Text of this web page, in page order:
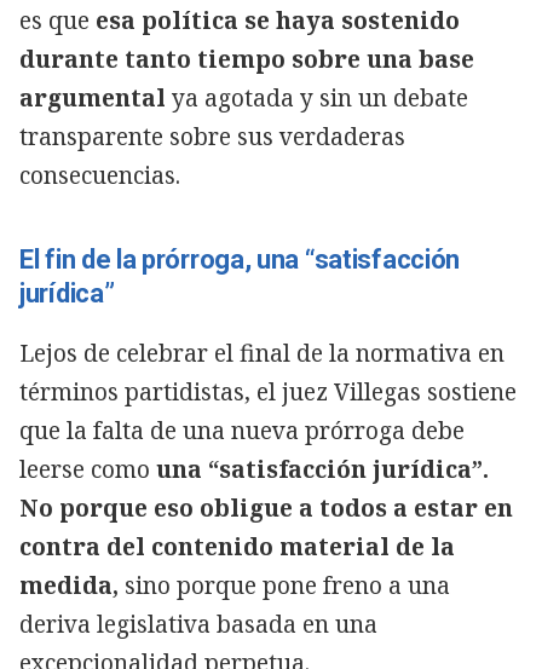
es que esa política se haya sostenido
durante tanto tiempo sobre una base
argumental ya agotada y sin un debate
transparente sobre sus verdaderas
consecuencias.
El fin de la prórroga, una “satisfacción
jurídica”
Lejos de celebrar el final de la normativa en
términos partidistas, el juez Villegas sostiene
que la falta de una nueva prórroga debe
leerse como una “satisfacción jurídica”.
No porque eso obligue a todos a estar en
contra del contenido material de la
medida, sino porque pone freno a una
deriva legislativa basada en una